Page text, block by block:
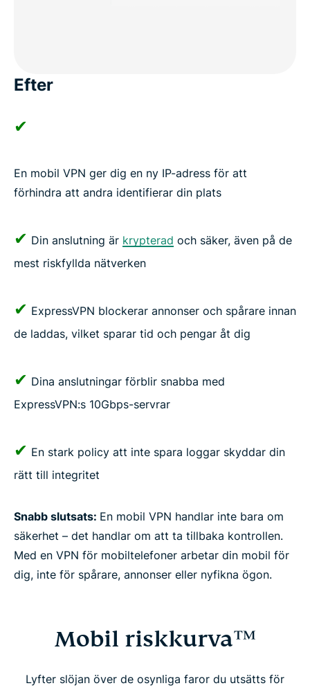
Efter
✔
En mobil VPN ger dig en ny IP-adress för att
förhindra att andra identifierar din plats
✔ Din anslutning är krypterad och säker, även på de
mest riskfyllda nätverken
✔ ExpressVPN blockerar annonser och spårare innan
de laddas, vilket sparar tid och pengar åt dig
✔ Dina anslutningar förblir snabba med
ExpressVPN:s 10Gbps-servrar
✔ En stark policy att inte spara loggar skyddar din
rätt till integritet
Snabb slutsats: En mobil VPN handlar inte bara om
säkerhet – det handlar om att ta tillbaka kontrollen.
Med en VPN för mobiltelefoner arbetar din mobil för
dig, inte för spårare, annonser eller nyfikna ögon.
Mobil riskkurva™
Lyfter slöjan över de osynliga faror du utsätts för